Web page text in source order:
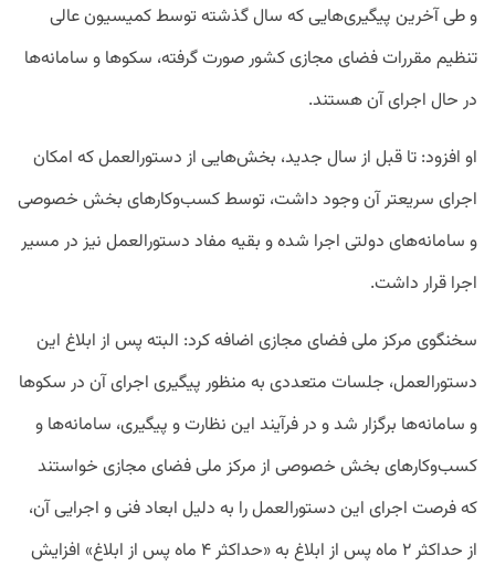
و طی آخرین پیگیری‌هایی که سال گذشته توسط کمیسیون عالی
تنظیم مقررات فضای مجازی کشور صورت گرفته، سکوها و سامانه‌ها
در حال اجرای آن هستند.
او افزود: تا قبل از سال جدید، بخش‌هایی از دستورالعمل که امکان
اجرای سریعتر آن وجود داشت، توسط کسب‌وکارهای بخش خصوصی
و سامانه‌های دولتی اجرا شده و بقیه مفاد دستورالعمل نیز در مسیر
اجرا قرار داشت.
سخنگوی مرکز ملی فضای مجازی اضافه کرد: البته پس از ابلاغ این
دستورالعمل، جلسات متعددی به منظور پیگیری اجرای آن در سکوها
و سامانه‌ها برگزار شد و در فرآیند این نظارت و پیگیری، سامانه‌ها و
کسب‌وکارهای بخش خصوصی از مرکز ملی فضای مجازی خواستند
که فرصت اجرای این دستورالعمل را به دلیل ابعاد فنی و اجرایی آن،
از حداکثر ۲ ماه پس از ابلاغ به «حداکثر ۴ ماه پس از ابلاغ» افزایش